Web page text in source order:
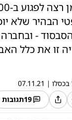
הבהיר שלא
-
זו את כלל
בכסלו |
07.11.21
19תגובות